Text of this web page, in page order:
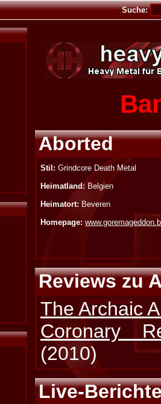
Suche:
Aborted
Stil: Grindcore Death Metal
Heimatland: Belgien
Heimatort: Beveren
Homepage:
Reviews zu
The Archaic
Coronary
(2010)
Live-